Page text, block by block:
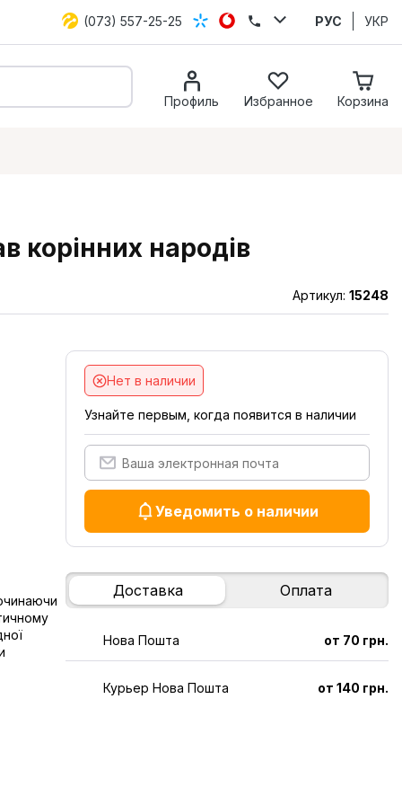
(073) 557-25-25 РУС УКР
Профиль Избранное Корзина
корінних народів
Артикул: 15248
Нет в наличии
Узнайте первым, когда появится в наличии
Уведомить о наличии
Доставка Оплата
Нова Пошта от 70 грн.
Курьер Нова Пошта от 140 грн.